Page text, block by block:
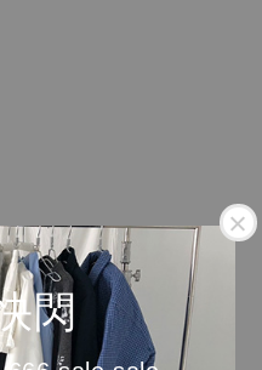
閃
圓領蝴蝶結短版上衣 [單
色]
Regular
price
NT$ 299